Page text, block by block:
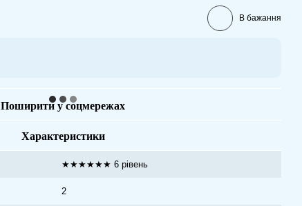
В бажання
Поширити у соцмережах
Характеристики
★★★★★★ 6 рівень
2